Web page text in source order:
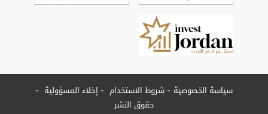
سياسة الخصوصية شروط الاستخدام
إخلاء المسؤولية
حقوق النشر